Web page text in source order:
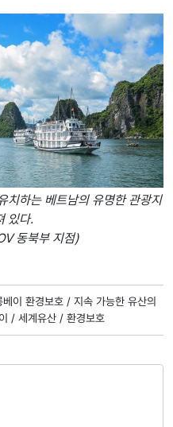
치하는 베트남의 유명한 관광지
있다.
동북부 지점)
베이 환경보호 / 지속 가능한 유산의
/ 세계유산 / 환경보호